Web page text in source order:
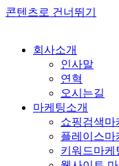
콘텐츠로 건너뛰기
회사소개
인사말
연혁
오시는길
마케팅소개
쇼핑검색마
플레이스마
키워드마케